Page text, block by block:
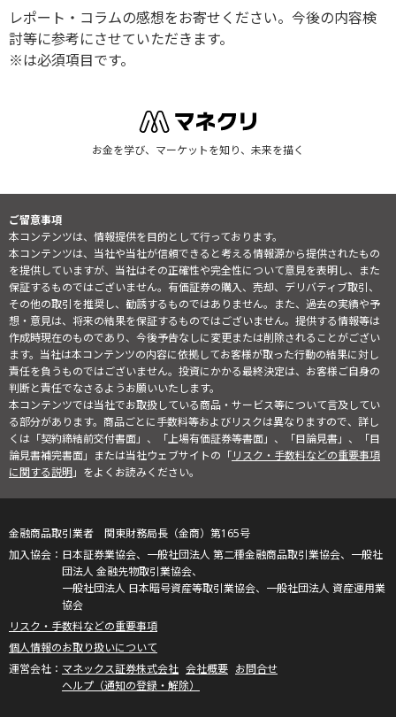
レポート・コラムの感想をお寄せください。今後の内容検
討等に参考にさせていただきます。
※は必須項目です。
お金を学び、マーケットを知り、未来を描く
ご留意事項
本コンテンツは、情報提供を目的として行っております。
本コンテンツは、当社や当社が信頼できると考える情報源から提供されたもの
を提供していますが、当社はその正確性や完全性について意見を表明し、また
保証するものではございません。有価証券の購入、売却、デリバティブ取引、
その他の取引を推奨し、勧誘するものではありません。また、過去の実績や予
想・意見は、将来の結果を保証するものではございません。提供する情報等は
作成時現在のものであり、今後予告なしに変更または削除されることがござい
ます。当社は本コンテンツの内容に依拠してお客様が取った行動の結果に対し
責任を負うものではございません。投資にかかる最終決定は、お客様ご自身の
判断と責任でなさるようお願いいたします。
本コンテンツでは当社でお取扱している商品・サービス等について言及してい
る部分があります。商品ごとに手数料等およびリスクは異なりますので、詳し
くは「契約締結前交付書面」、「上場有価証券等書面」、「目論見書」、「目
論見書補完書面」または当社ウェブサイトの「リスク・手数料などの重要事項
に関する説明」をよくお読みください。
金融商品取引業者 関東財務局長（金商）第165号
日本証券業協会、一般社団法人 第二種金融商品取引業協会、一般社
団法人 金融先物取引業協会、
一般社団法人 日本暗号資産等取引業協会、一般社団法人 資産運用業
協会
リスク・手数料などの重要事項
個人情報のお取り扱いについて
マネックス証券株式会社 会社概要 お問合せ
ヘルプ（通知の登録・解除）